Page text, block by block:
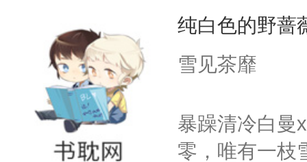
使劲，蝴蝶近
随着宮殊的体
脸上依旧挂着
防的爱情，天
纯白色的野蔷
雪见茶靡
暴躁清冷白曼
零，唯有一枝